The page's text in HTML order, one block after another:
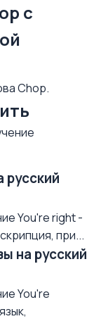
с
Chop.
You're right -
при...
на русский
You're